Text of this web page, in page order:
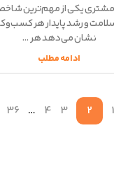
یکی از مهم‌ترین
و رشد پایدار هر
نشان می‌دهد هر
ادامه مطلب
1
2
3
4
…
36